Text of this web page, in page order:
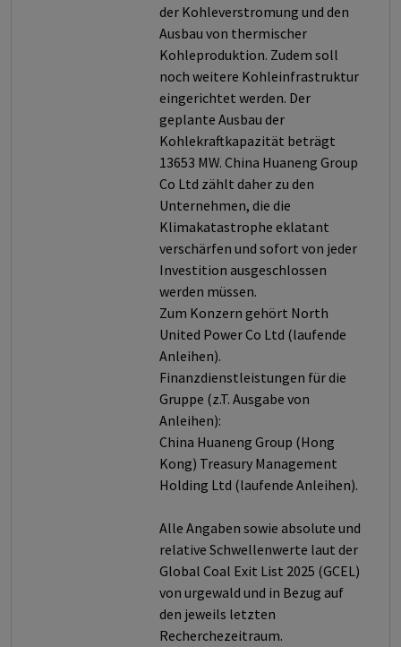
der Kohleverstromung und den
Ausbau von thermischer
Kohleproduktion. Zudem soll
noch weitere Kohleinfrastruktur
eingerichtet werden. Der
geplante Ausbau der
Kohlekraftkapazität beträgt
13653 MW. China Huaneng Group
Co Ltd zählt daher zu den
Unternehmen, die die
Klimakatastrophe eklatant
verschärfen und sofort von jeder
Investition ausgeschlossen
werden müssen.
Zum Konzern gehört North
United Power Co Ltd (laufende
Anleihen).
Finanzdienstleistungen für die
Gruppe (z.T. Ausgabe von
Anleihen):
China Huaneng Group (Hong
Kong) Treasury Management
Holding Ltd (laufende Anleihen).
Alle Angaben sowie absolute und
relative Schwellenwerte laut der
Global Coal Exit List 2025 (GCEL)
von urgewald und in Bezug auf
den jeweils letzten
Recherchezeitraum.